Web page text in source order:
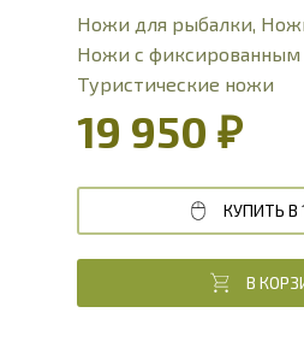
Ножи для рыбалки,
Ножи с фиксированным
Туристические ножи
19 950 ₽
КУПИТЬ В
В